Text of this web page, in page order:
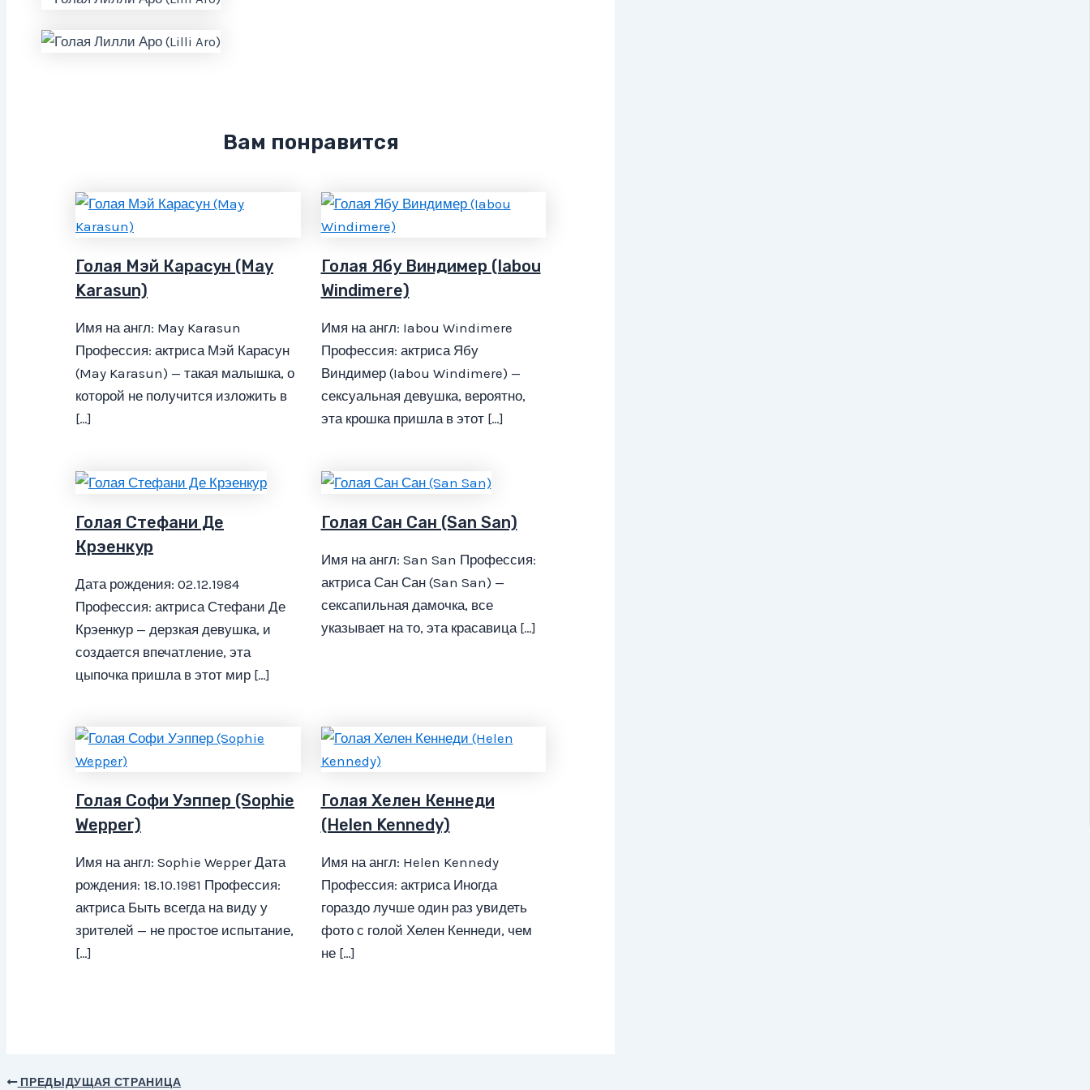
Вам понравится
Голая Мэй Карасун (May
Karasun)
Имя на англ: May Karasun
Профессия: актриса Мэй Карасун
(May Karasun) — такая малышка, о
которой не получится изложить в
[…]
Голая Ябу Виндимер (Iabou
Windimere)
Имя на англ: Iabou Windimere
Профессия: актриса Ябу
Виндимер (Iabou Windimere) —
сексуальная девушка, вероятно,
эта крошка пришла в этот […]
Голая Стефани Де
Крэенкур
Дата рождения: 02.12.1984
Профессия: актриса Стефани Де
Крэенкур — дерзкая девушка, и
создается впечатление, эта
цыпочка пришла в этот мир […]
Голая Сан Сан (San San)
Имя на англ: San San Профессия:
актриса Сан Сан (San San) —
сексапильная дамочка, все
указывает на то, эта красавица […]
Голая Софи Уэппер (Sophie
Wepper)
Имя на англ: Sophie Wepper Дата
рождения: 18.10.1981 Профессия:
актриса Быть всегда на виду у
зрителей — не простое испытание,
[…]
Голая Хелен Кеннеди
(Helen Kennedy)
Имя на англ: Helen Kennedy
Профессия: актриса Иногда
гораздо лучше один раз увидеть
фото с голой Хелен Кеннеди, чем
не […]
Навигация
ПРЕДЫДУЩАЯ СТРАНИЦА